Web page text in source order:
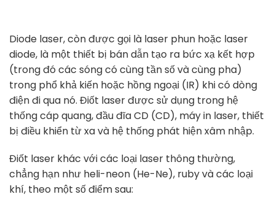
Diode laser, còn được gọi là laser phun hoặc laser
diode, là một thiết bị bán dẫn tạo ra bức xạ kết hợp
(trong đó các sóng có cùng tần số và cùng pha)
trong phổ khả kiến ​​hoặc hồng ngoại (IR) khi có dòng
điện đi qua nó. Điốt laser được sử dụng trong hệ
thống cáp quang, đầu đĩa CD (CD), máy in laser, thiết
bị điều khiển từ xa và hệ thống phát hiện xâm nhập.
Điốt laser khác với các loại laser thông thường,
chẳng hạn như heli-neon (He-Ne), ruby ​​và các loại
khí, theo một số điểm sau: